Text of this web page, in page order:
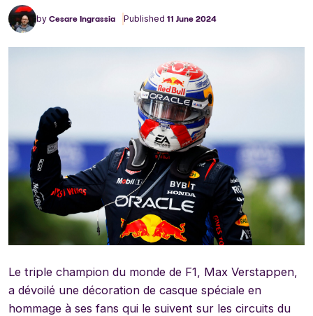
by Cesare Ingrassia Published 11 June 2024
Le triple champion du monde de F1, Max Verstappen,
a dévoilé une décoration de casque spéciale en
hommage à ses fans qui le suivent sur les circuits du